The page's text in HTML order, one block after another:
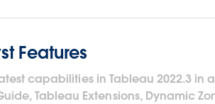
Features
capabilities in Tableau 2022.3 in
Tableau Extensions, Dynamic